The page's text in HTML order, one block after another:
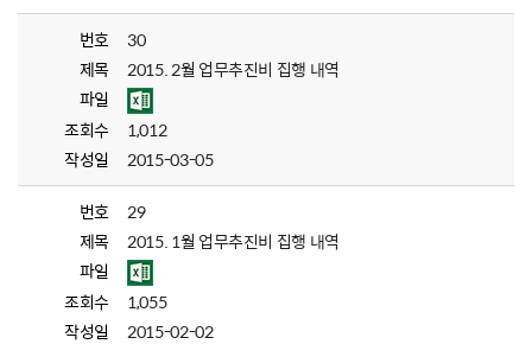
번호
30
제목
2015. 2월 업무추진비 집행 내역
파일
조회수
1,012
작성일
2015-03-05
번호
29
제목
2015. 1월 업무추진비 집행 내역
파일
조회수
1,055
작성일
2015-02-02